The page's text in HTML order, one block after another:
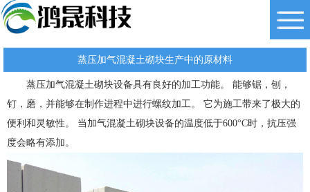
蒸压加气混凝土砌块生产中的原材料
蒸压加气混凝土砌块设备具有良好的加工功能。 能够锯，刨，
钉，磨，并能够在制作进程中进行螺纹加工。 它为施工带来了极大的
便利和灵敏性。 当加气混凝土砌块设备的温度低于600°C时，抗压强
度会略有添加。